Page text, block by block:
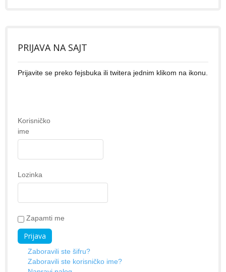
PRIJAVA NA SAJT
Prijavite se preko fejsbuka ili twitera jednim klikom na ikonu.
Korisničko
ime
Lozinka
Zapamti me
Zaboravili ste šifru?
Zaboravili ste korisničko ime?